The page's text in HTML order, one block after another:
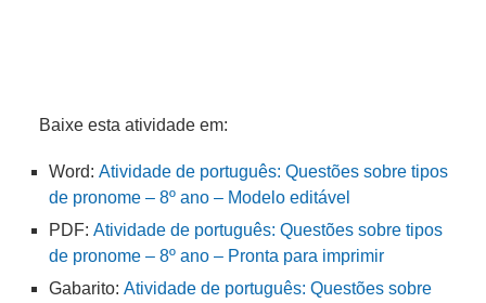
Baixe esta atividade em:
Word: Atividade de português: Questões sobre tipos
de pronome – 8º ano – Modelo editável
PDF: Atividade de português: Questões sobre tipos
de pronome – 8º ano – Pronta para imprimir
Gabarito: Atividade de português: Questões sobre